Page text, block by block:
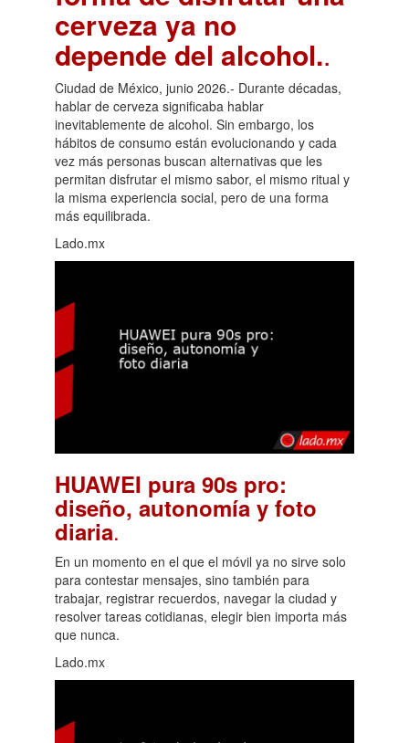
cerveza ya no
depende del alcohol..
Ciudad de México, junio 2026.- Durante décadas,
hablar de cerveza significaba hablar
inevitablemente de alcohol. Sin embargo, los
hábitos de consumo están evolucionando y cada
vez más personas buscan alternativas que les
permitan disfrutar el mismo sabor, el mismo ritual y
la misma experiencia social, pero de una forma
más equilibrada.
Lado.mx
HUAWEI pura 90s pro:
diseño, autonomía y foto
diaria.
En un momento en el que el móvil ya no sirve solo
para contestar mensajes, sino también para
trabajar, registrar recuerdos, navegar la ciudad y
resolver tareas cotidianas, elegir bien importa más
que nunca.
Lado.mx